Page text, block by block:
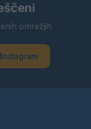
omrežjih
Instagram